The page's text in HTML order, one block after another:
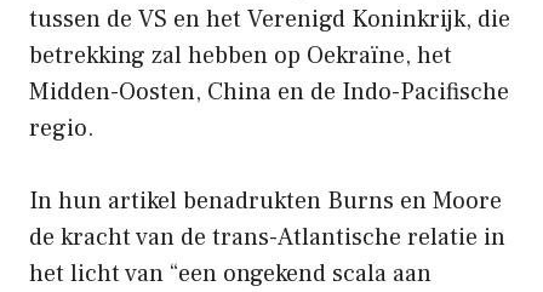
tussen de VS en het Verenigd Koninkrijk, die
betrekking zal hebben op Oekraïne, het
Midden-Oosten, China en de Indo-Pacifische
regio.
In hun artikel benadrukten Burns en Moore
de kracht van de trans-Atlantische relatie in
het licht van “een ongekend scala aan